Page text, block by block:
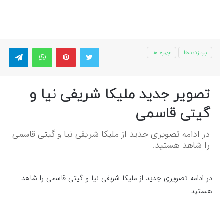
توییتر پینتریستواتس آپ
پربازدیدها چهره ها
تصویر جدید ملیکا شریفی نیا و
گیتی قاسمی
در ادامه تصویری جدید از ملیکا شریفی نیا و گیتی قاسمی
را شاهد هستید.
در ادامه تصویری جدید از ملیکا شریفی نیا و گیتی قاسمی را شاهد
هستید.